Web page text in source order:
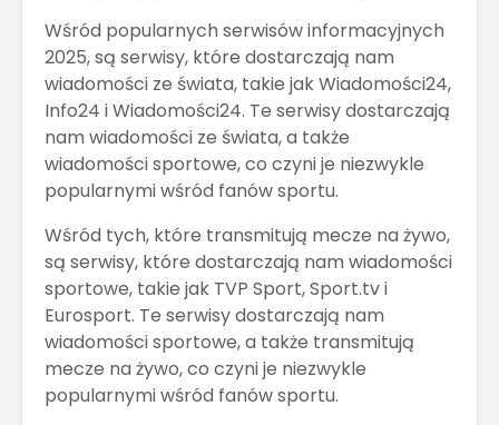
Wśród popularnych serwisów informacyjnych
2025, są serwisy, które dostarczają nam
wiadomości ze świata, takie jak Wiadomości24,
Info24 i Wiadomości24. Te serwisy dostarczają
nam wiadomości ze świata, a także
wiadomości sportowe, co czyni je niezwykle
popularnymi wśród fanów sportu.
Wśród tych, które transmitują mecze na żywo,
są serwisy, które dostarczają nam wiadomości
sportowe, takie jak TVP Sport, Sport.tv i
Eurosport. Te serwisy dostarczają nam
wiadomości sportowe, a także transmitują
mecze na żywo, co czyni je niezwykle
popularnymi wśród fanów sportu.